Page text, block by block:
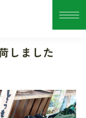
しました